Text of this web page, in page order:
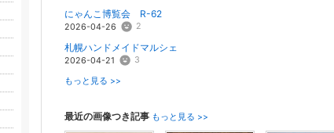
にゃんこ博覧会 R-62
2026-04-26 2
札幌ハンドメイドマルシェ
2026-04-21 3
もっと見る >>
最近の画像つき記事 もっと見る >>